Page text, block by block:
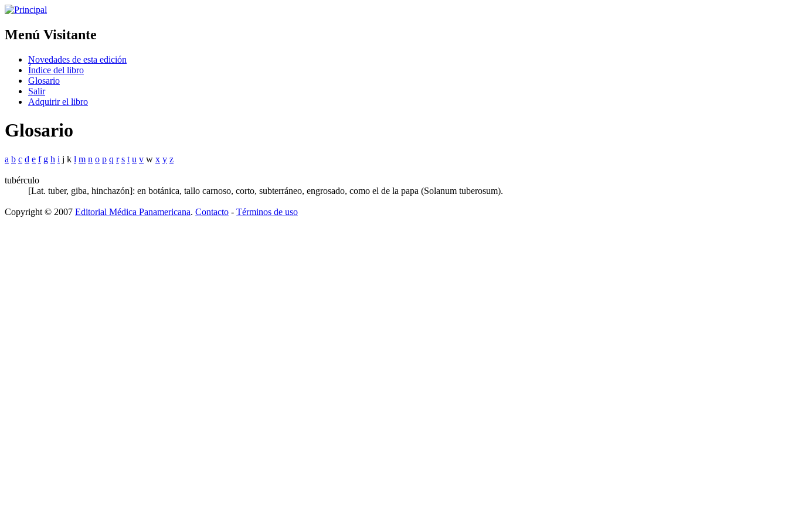
Menú Visitante
Novedades de esta edición
Índice del libro
Glosario
Salir
Adquirir el libro
Glosario
a b c d e f g h i j k l m n o p q r s t u v w x y z
tubérculo
[Lat. tuber, giba, hinchazón]: en botánica, tallo carnoso, corto, subterráneo, engrosado, como el de la papa (Solanum tuberosum).
Copyright © 2007 Editorial Médica Panamericana. Contacto - Términos de uso